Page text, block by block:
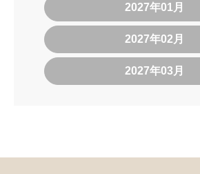
2027年01月
2027年02月
2027年03月